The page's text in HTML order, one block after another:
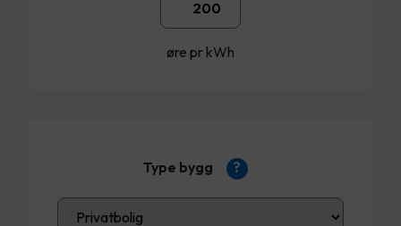
øre pr kWh
Type bygg ?